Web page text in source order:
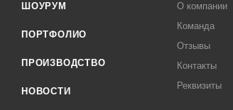
ШОУРУМ
ПОРТФОЛИО
ПРОИЗВОДСТВО
НОВОСТИ
О компании
Команда
Отзывы
Контакты
Реквизиты